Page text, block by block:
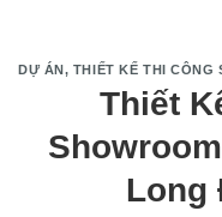
DỰ ÁN, THIẾT KẾ THI CÔNG
Thiết
Long